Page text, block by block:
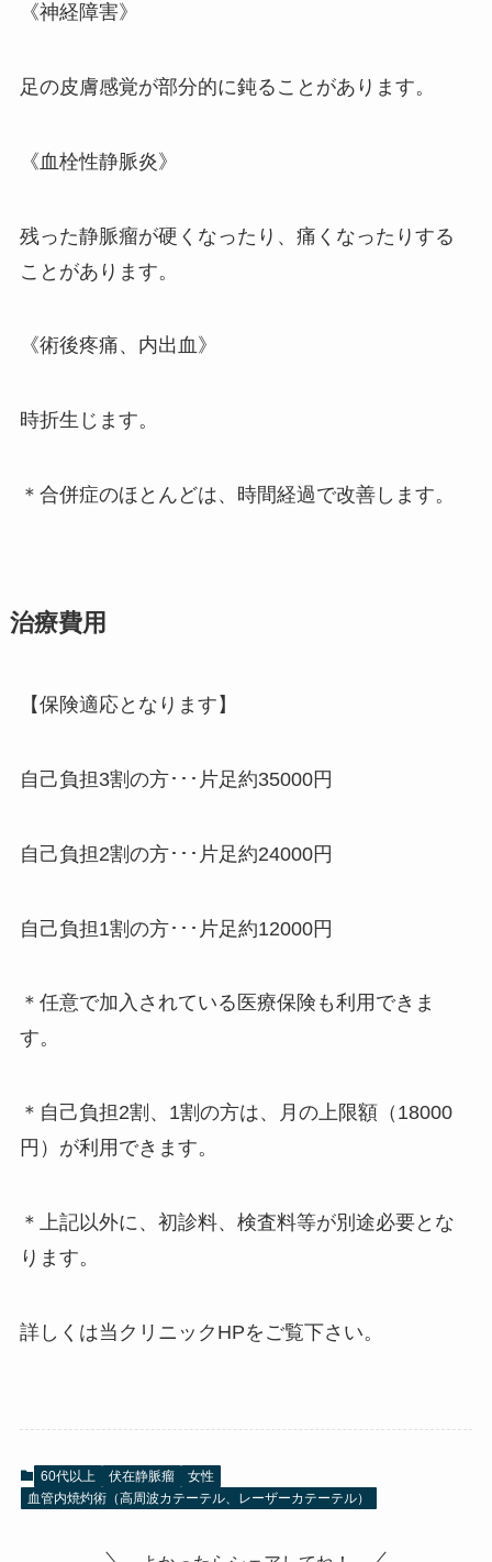
《神経障害》
足の皮膚感覚が部分的に鈍ることがあります。
《血栓性静脈炎》
残った静脈瘤が硬くなったり、痛くなったりする
ことがあります。
《術後疼痛、内出血》
時折生じます。
＊合併症のほとんどは、時間経過で改善します。
治療費用
【保険適応となります】
自己負担3割の方･･･片足約35000円
自己負担2割の方･･･片足約24000円
自己負担1割の方･･･片足約12000円
＊任意で加入されている医療保険も利用できま
す。
＊自己負担2割、1割の方は、月の上限額（18000
円）が利用できます。
＊上記以外に、初診料、検査料等が別途必要とな
ります。
詳しくは当クリニックHPをご覧下さい。
60代以上 伏在静脈瘤
女性
血管内焼灼術（高周波カテーテル、レーザーカテーテル）